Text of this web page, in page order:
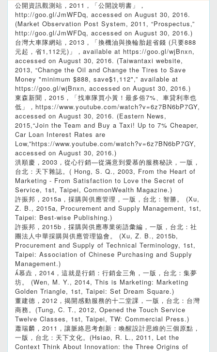
公開資訊觀測站，2011，「公開說明書」，
http://goo.gl/JmWFDq, accessed on August 30, 2016.
(Market Observation Post System, 2011, “Prospectus,”
http://goo.gl/JmWFDq, accessed on August 30, 2016.)
台灣大車隊網站，2013，「換機油與換輪胎超省錢 (只要888
元起，省1,112元)」，available at https://goo.gl/wjBnxn,
accessed on August 30, 2016. (Taiwantaxi website,
2013, “Change the Oil and Change the Tires to Save
Money "minimum $888, save$1,112",” available at
https://goo.gl/wjBnxn, accessed on August 30, 2016.)
東森新聞，2015，「找車隊買小黃！最多俗7%、車貸利率也
低」，https://www.youtube.com/watch?v=6z7BN6bP7GY,
accessed on August 30, 2016. (Eastern News,
2015,“Join the Team and Buy a Taxi! Up to 7% Cheaper,
Car Loan Interest Rates are
Low,”https://www.youtube.com/watch?v=6z7BN6bP7GY,
accessed on August 30, 2016.)
洪順慶，2003，從心行銷—從滿意到愛慕的服務秘訣，一版，
台北：天下雜誌。( Hong, S. Q., 2003, From the Heart of
Marketing - From Satisfaction to Love the Secret of
Service, 1st, Taipei, CommonWealth Magazine.)
許振邦，2015a，採購與供應管理，一版，台北：智勝。 (Xu,
Z. B., 2015a, Procurement and Supply Management, 1st,
Taipei: Best-wise Publishing.)
許振邦，2015b，採購與供應專業術語彙編，一版，台北：社
團法人中華採購與供應管理協會。 (Xu, Z. B., 2015b,
Procurement and Supply of Technical Terminology, 1st,
Taipei: Association of Chinese Purchasing and Supply
Management.)
慕垚，2014，這就是行銷：行銷金三角，一版，台北：集夢
坊。 (Wen, M. Y., 2014, This is Marketing: Marketing
Golden Triangle, 1st, Taipei: Set Dream Square.)
董建德，2012，揭開感動服務的十二堂課，一版，台北：台灣
商務。(Tung, C. T., 2012, Opened the Touch Service
Twelve Classes, 1st, Taipei, TW: Commercial Press.)
蕭瑞麟，2011，讓脈絡思考創新：喚醒設計思維的三個原點，
一版，台北：天下文化。(Hsiao, R. L., 2011, Let the
Context Think About Innovation: the Three Origins of